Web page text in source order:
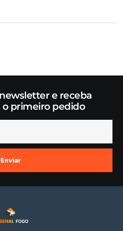
e receba
primeiro pedido
Enviar